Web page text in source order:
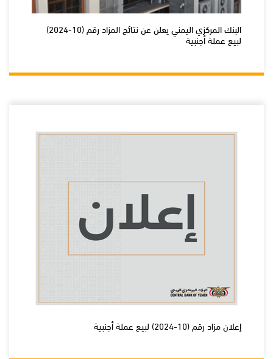
البنك المركزي اليمني يعلن عن نتائج المزاد رقم (10-2024)
لبيع عملة أجنبية
إعلان مزاد رقم (10-2024) لبيع عملة أجنبية